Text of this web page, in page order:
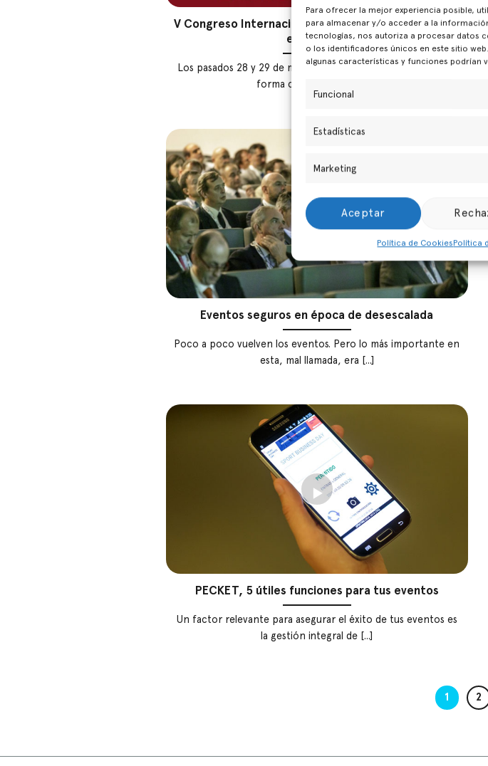
Para ofrecer la mejor experiencia posible,
para almacenar y/o acceder a la
tecnologías, nos autoriza a procesar datos
o los identificadores únicos en este sitio
algunas características y funciones podrían
Funcional
Estadísticas
Marketing
Aceptar
Política de CookiesPolítica
V Congreso Internacional Comunicación y seguridad
en eventos
Los pasados 28 y 29 de mayo tuvo lugar, por primera vez de
forma completamente [...]
Eventos seguros en época de desescalada
Poco a poco vuelven los eventos. Pero lo más importante en
esta, mal llamada, era [...]
PECKET, 5 útiles funciones para tus eventos
Un factor relevante para asegurar el éxito de tus eventos es
la gestión integral de [...]
1 2